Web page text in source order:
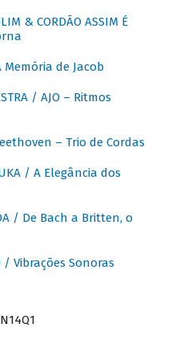
& CORDÃO ASSIM É
Memória de Jacob
/ AJO – Ritmos
– Trio de Cordas
/ A Elegância dos
/ De Bach a Britten, o
/ Vibrações Sonoras